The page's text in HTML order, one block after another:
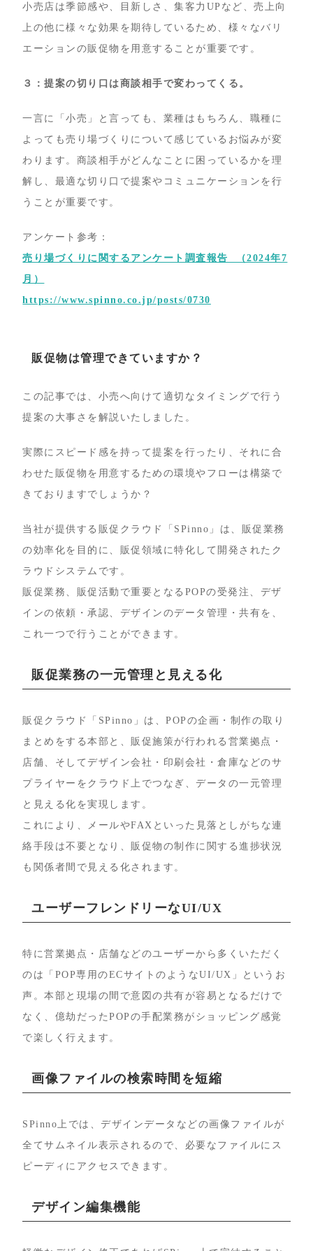
小売店は季節感や、目新しさ、集客力UPなど、売上向
上の他に様々な効果を期待しているため、様々なバリ
エーションの販促物を用意することが重要です。
３：提案の切り口は商談相手で変わってくる。
一言に「小売」と言っても、業種はもちろん、職種に
よっても売り場づくりについて感じているお悩みが変
わります。商談相手がどんなことに困っているかを理
解し、最適な切り口で提案やコミュニケーションを行
うことが重要です。
アンケート参考：
売り場づくりに関するアンケート調査報告 （2024年7
月）
https://www.spinno.co.jp/posts/0730
販促物は管理できていますか？
この記事では、小売へ向けて適切なタイミングで行う
提案の大事さを解説いたしました。
実際にスピード感を持って提案を行ったり、それに合
わせた販促物を用意するための環境やフローは構築で
きておりますでしょうか？
当社が提供する販促クラウド「SPinno」は、販促業務
の効率化を目的に、販促領域に特化して開発されたク
ラウドシステムです。
販促業務、販促活動で重要となるPOPの受発注、デザ
インの依頼・承認、デザインのデータ管理・共有を、
これ一つで行うことができます。
販促業務の一元管理と見える化
販促クラウド「SPinno」は、POPの企画・制作の取り
まとめをする本部と、販促施策が行われる営業拠点・
店舗、そしてデザイン会社・印刷会社・倉庫などのサ
プライヤーをクラウド上でつなぎ、データの一元管理
と見える化を実現します。
これにより、メールやFAXといった見落としがちな連
絡手段は不要となり、販促物の制作に関する進捗状況
も関係者間で見える化されます。
ユーザーフレンドリーなUI/UX
特に営業拠点・店舗などのユーザーから多くいただく
のは「POP専用のECサイトのようなUI/UX」というお
声。本部と現場の間で意図の共有が容易となるだけで
なく、億劫だったPOPの手配業務がショッピング感覚
で楽しく行えます。
画像ファイルの検索時間を短縮
SPinno上では、デザインデータなどの画像ファイルが
全てサムネイル表示されるので、必要なファイルにス
ピーディにアクセスできます。
デザイン編集機能